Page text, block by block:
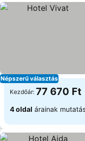
Népszerű választás
Kezdőár: 77 670 Ft
4 oldal árainak